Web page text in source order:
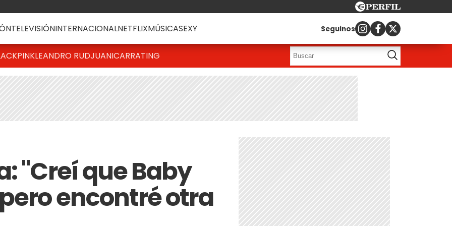
TELEVISIÓNINTERNACIONALNETFLIXMÚSICASEXY Seguinos
LEANDRO RUDJUANICARRATING
"Creí que Baby
encontré otra